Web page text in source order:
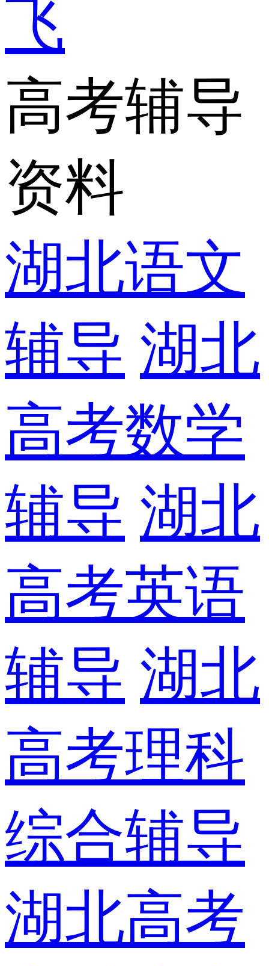
飞
高考辅导
资料
湖北语文
辅导 湖北
高考数学
辅导 湖北
高考英语
辅导 湖北
高考理科
综合辅导
湖北高考